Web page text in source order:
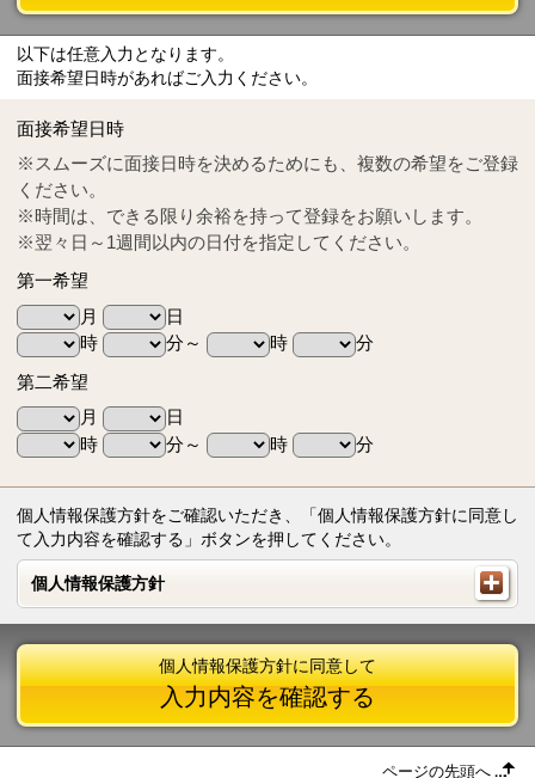
Tel
0570-55-0314
以下は任意入力となります。
面接希望日時があればご入力ください。
面接希望日時
※スムーズに面接日時を決めるためにも、複数の希望をご登録
ください。
※時間は、できる限り余裕を持って登録をお願いします。
※翌々日～1週間以内の日付を指定してください。
第一希望
月
日
時
分～ 時
分
第二希望
月
日
時
分～ 時 分
個人情報保護方針をご確認いただき、「個人情報保護方針に同意し
て入力内容を確認する」ボタンを押してください。
個人情報保護方針
個人情報保護方針
個人情報保護方針に同意して
入力内容を確認する
ページの先頭へ